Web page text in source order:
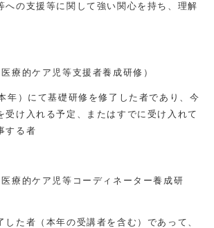
の支援等に関して強い関心を持ち、理解
医療的ケア児等支援者養成研修）
）にて基礎研修を修了した者であり、今
受け入れる予定、またはすでに受け入れて
する者
医療的ケア児等コーディネーター養成研
た者（本年の受講者を含む）であって、